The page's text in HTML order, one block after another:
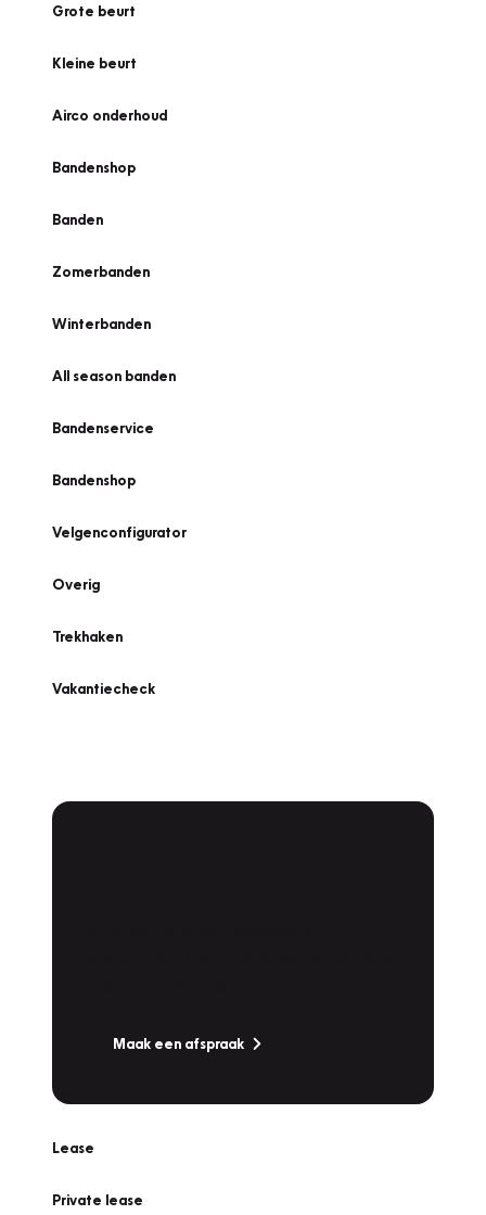
Grote beurt
Kleine beurt
Airco onderhoud
Bandenshop
Banden
Zomerbanden
Winterbanden
All season banden
Bandenservice
Bandenshop
Velgenconfigurator
Overig
Trekhaken
Vakantiecheck
Maak een afspraak
Lease
Private lease